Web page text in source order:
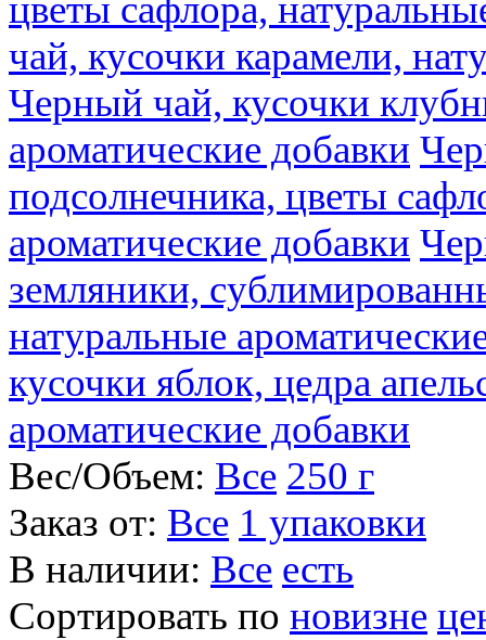
цветы сафлора,
чай, кусочки карамели,
Черный чай, кусочки
ароматические добавки
подсолнечника, цветы
ароматические добавки
земляники,
натуральные
кусочки яблок, цедра
ароматические добавки
Вес/Объем: Все 250 г
Заказ от: Все 1 упаковки
В наличии: Все есть
Сортировать по новизне